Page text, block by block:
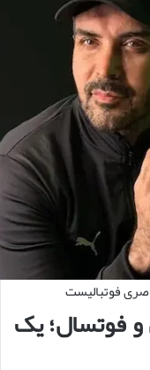
فوتبالیست
فوتسال؛ یک